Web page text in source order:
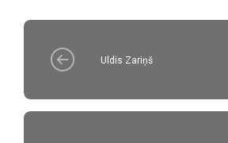
Uldis Zariņš